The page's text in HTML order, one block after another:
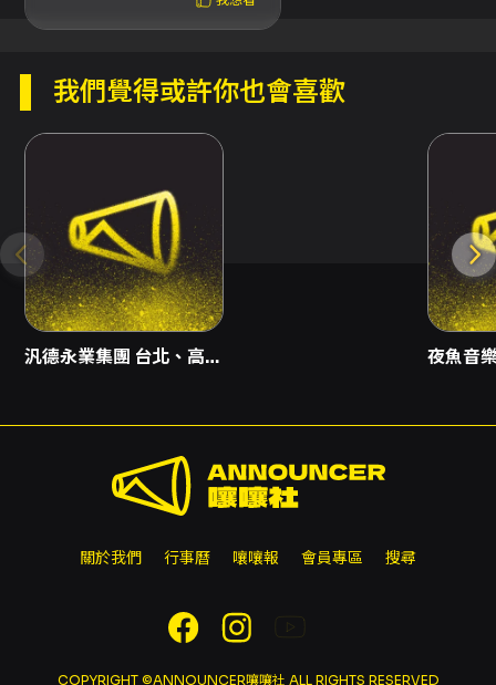
我們覺得或許你也會喜歡
汎德永業集團 台北、高雄保時捷中心 夜魚音
關於我們 行事曆 嚷嚷報 會員專區 搜尋
COPYRIGHT ©ANNOUNCER嚷嚷社 ALL RIGHTS RESERVED